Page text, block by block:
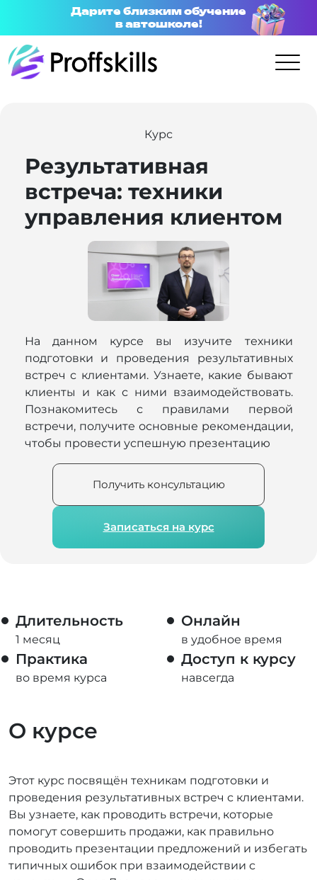
Дарите близким обучение
в автошколе!
Курс
Результативная
встреча: техники
управления клиентом
На данном курсе вы изучите техники
подготовки и проведения результативных
встреч с клиентами. Узнаете, какие бывают
клиенты и как с ними взаимодействовать.
Познакомитесь с правилами первой
встречи, получите основные рекомендации,
чтобы провести успешную презентацию
Записаться на курс
Получить консультацию
Длительность
1 месяц
Онлайн
в удобное время
Практика
во время курса
Доступ к курсу
навсегда
О курсе
Этот курс посвящён техникам подготовки и
проведения результативных встреч с клиентами.
Вы узнаете, как проводить встречи, которые
помогут совершить продажи, как правильно
проводить презентации предложений и избегать
типичных ошибок при взаимодействии с